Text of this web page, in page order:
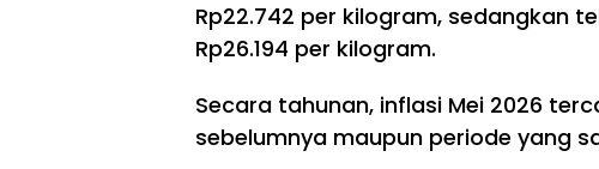
Rp22.742 per kilogram, sedangkan
Rp26.194 per kilogram.
Secara tahunan, inflasi Mei 2026
sebelumnya maupun periode yang